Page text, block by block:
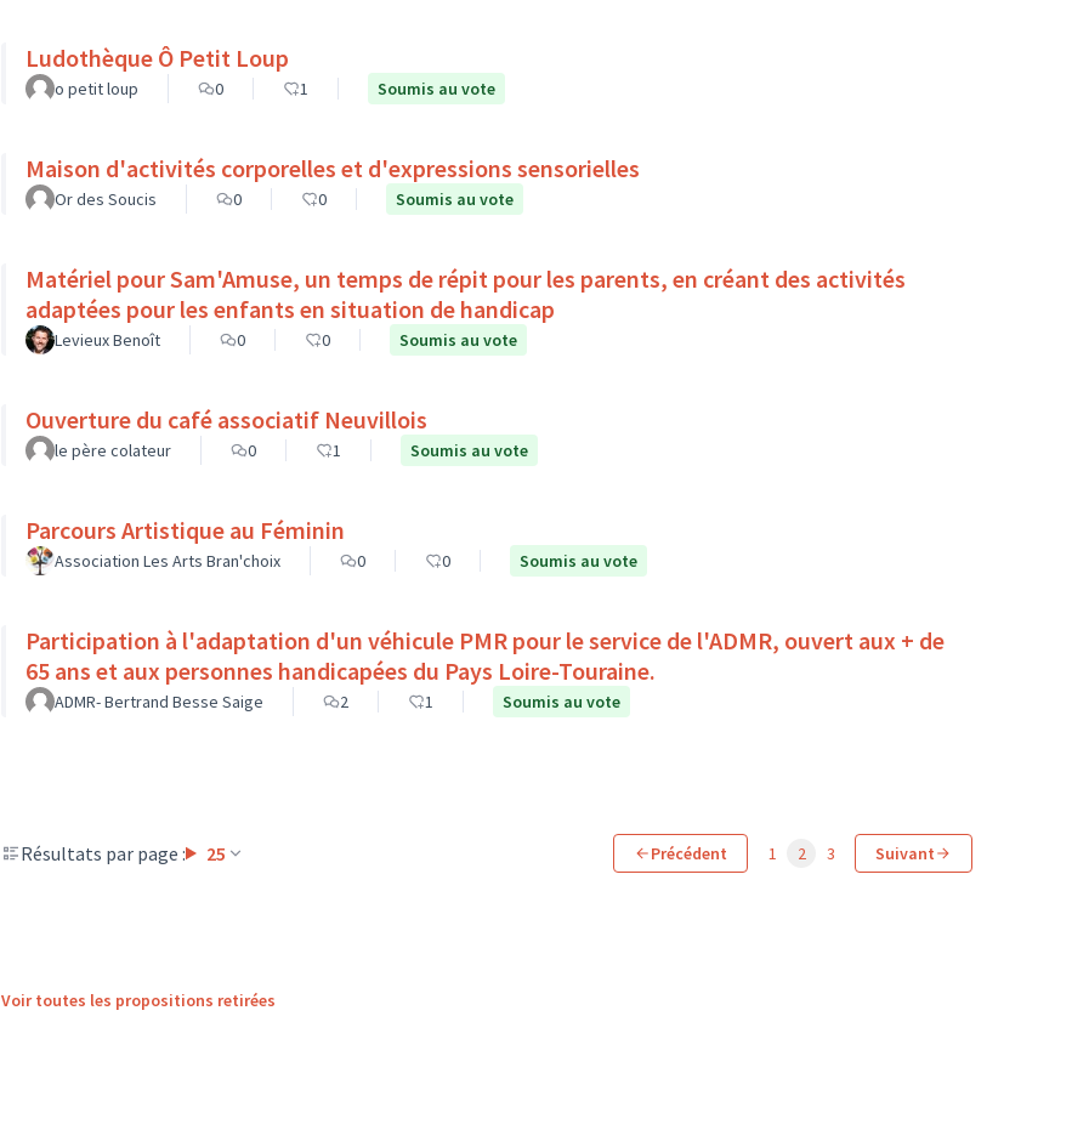
Ludothèque Ô Petit Loup
o petit loup 0 1 Soumis au vote
Maison d'activités corporelles et d'expressions sensorielles
Or des Soucis 0 0 Soumis au vote
Matériel pour Sam'Amuse, un temps de répit pour les parents, en créant des activités
adaptées pour les enfants en situation de handicap
Levieux Benoît 0 0 Soumis au vote
Ouverture du café associatif Neuvillois
le père colateur 0 1 Soumis au vote
Parcours Artistique au Féminin
Association Les Arts Bran'choix 0 0 Soumis au vote
Participation à l'adaptation d'un véhicule PMR pour le service de l'ADMR, ouvert aux + de
65 ans et aux personnes handicapées du Pays Loire-Touraine.
ADMR- Bertrand Besse Saige 2 1 Soumis au vote
Résultats par page : 25 Précédent 1 2 3 Suivant
Voir toutes les propositions retirées